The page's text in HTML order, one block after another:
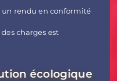
un rendu en conformité
charges est
écologique